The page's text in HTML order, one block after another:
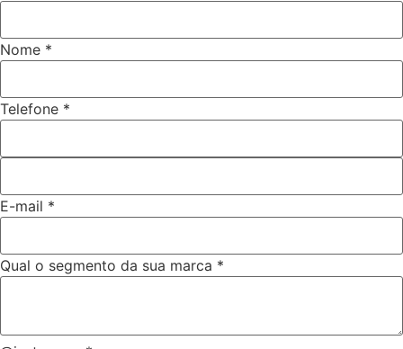
Nome *
Telefone *
E-mail *
Qual o segmento da sua marca *